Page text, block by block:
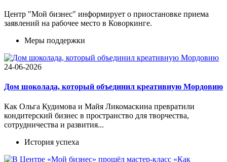
Центр "Мой бизнес" информирует о приостановке приема
заявлений на рабочее место в Коворкинге.
Меры поддержки
24-06-2026
Дом шоколада, который объединил креативную Мордовию
Как Ольга Кудимова и Майя Ликомаскина превратили
кондитерский бизнес в пространство для творчества,
сотрудничества и развития...
История успеха